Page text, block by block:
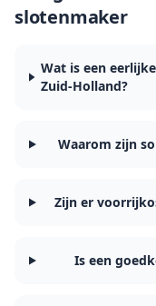
slotenmaker
Wat is een
Zuid-Holland?
Waarom zijn
Zijn er
Is een